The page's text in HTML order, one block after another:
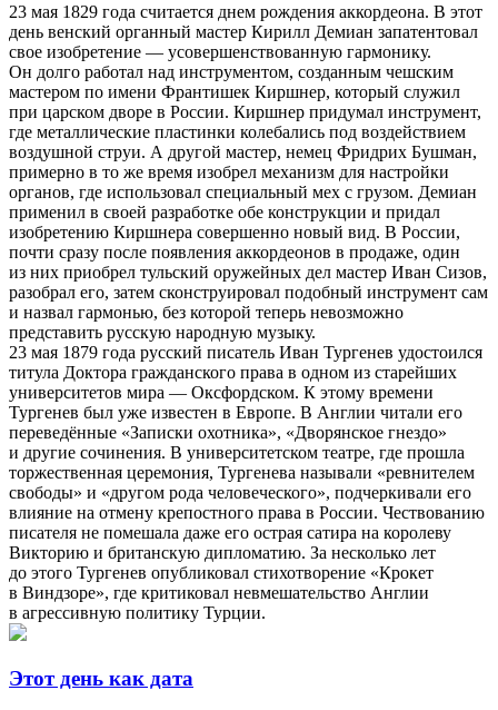
23 мая 1829 года считается днем рождения аккордеона. В этот
день венский органный мастер Кирилл Демиан запатентовал
свое изобретение — усовершенствованную гармонику.
Он долго работал над инструментом, созданным чешским
мастером по имени Франтишек Киршнер, который служил
при царском дворе в России. Киршнер придумал инструмент,
где металлические пластинки колебались под воздействием
воздушной струи. А другой мастер, немец Фридрих Бушман,
примерно в то же время изобрел механизм для настройки
органов, где использовал специальный мех с грузом. Демиан
применил в своей разработке обе конструкции и придал
изобретению Киршнера совершенно новый вид. В России,
почти сразу после появления аккордеонов в продаже, один
из них приобрел тульский оружейных дел мастер Иван Сизов,
разобрал его, затем сконструировал подобный инструмент сам
и назвал гармонью, без которой теперь невозможно
представить русскую народную музыку.
23 мая 1879 года русский писатель Иван Тургенев удостоился
титула Доктора гражданского права в одном из старейших
университетов мира — Оксфордском. К этому времени
Тургенев был уже известен в Европе. В Англии читали его
переведённые «Записки охотника», «Дворянское гнездо»
и другие сочинения. В университетском театре, где прошла
торжественная церемония, Тургенева называли «ревнителем
свободы» и «другом рода человеческого», подчеркивали его
влияние на отмену крепостного права в России. Чествованию
писателя не помешала даже его острая сатира на королеву
Викторию и британскую дипломатию. За несколько лет
до этого Тургенев опубликовал стихотворение «Крокет
в Виндзоре», где критиковал невмешательство Англии
в агрессивную политику Турции.
Этот день как дата